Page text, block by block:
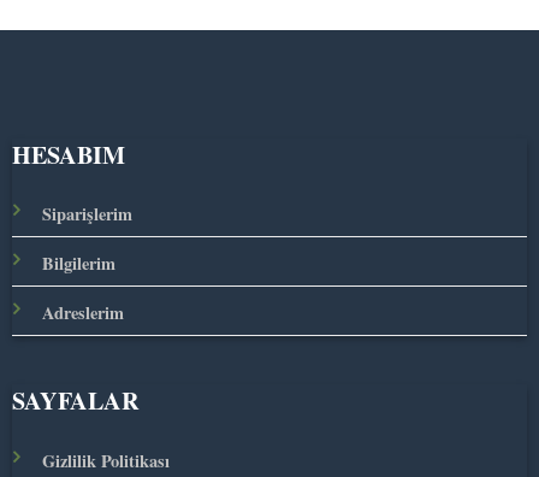
HESABIM
Siparişlerim
Bilgilerim
Adreslerim
SAYFALAR
Gizlilik Politikası